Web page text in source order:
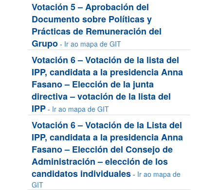
Votación 5 – Aprobación del
Documento sobre Políticas y
Prácticas de Remuneración del
Grupo - Ir ao mapa de GIT
Votación 6 – Votación de la lista del
IPP, candidata a la presidencia Anna
Fasano – Elección de la junta
directiva – votación de la lista del
IPP - Ir ao mapa de GIT
Votación 6 – Votación de la Lista del
IPP, candidata a la presidencia Anna
Fasano – Elección del Consejo de
Administración – elección de los
candidatos individuales - Ir ao mapa de
GIT